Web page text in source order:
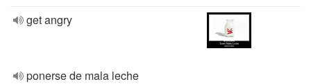
get angry
ponerse de mala leche